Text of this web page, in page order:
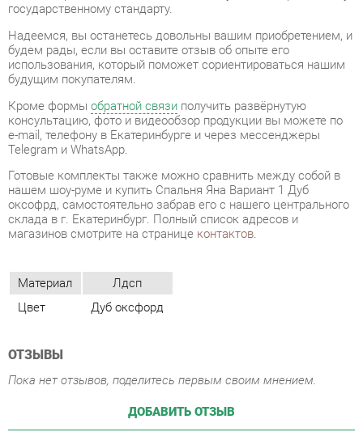
Кроме формы обратной связиполучить развёрнутую
консультацию, фото и видеообзор продукции вы можете по
e-mail, телефону в Екатеринбурге и через мессенджеры
Telegram и WhatsApp.
Готовые комплекты также можно сравнить между собой в
нашем шоу-руме и купить Спальня Яна Вариант 1 Дуб
оксофрд, самостоятельно забрав его с нашего центрального
склада в г. Екатеринбург. Полный список адресов и
магазинов смотрите на страницеконтактов.
Материал Лдсп
Цвет Дуб оксфорд
Пока нет отзывов, поделитесь первым своим мнением.
ДОБАВИТЬ ОТЗЫВ
ПОХОЖИЕ ТОВАРЫ